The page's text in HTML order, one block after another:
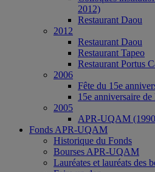
2012)
Restaurant Daou
2012
Restaurant Daou
Restaurant Tapeo
Restaurant Portus
2006
Fête du 15e
15e anniversaire
2005
APR-UQAM
Fonds APR-UQAM
Historique du Fonds
Bourses APR-UQAM
Lauréates et lauréats des